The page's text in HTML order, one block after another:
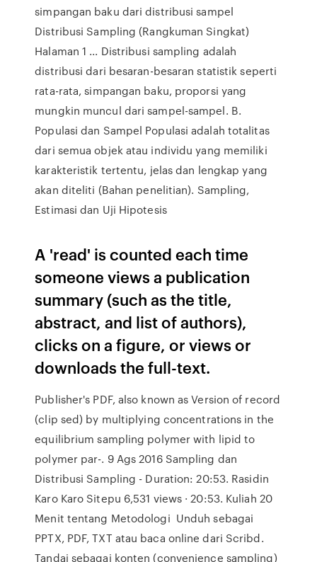
simpangan baku dari distribusi sampel
Distribusi Sampling (Rangkuman Singkat)
Halaman 1 ... Distribusi sampling adalah
distribusi dari besaran-besaran statistik seperti
rata-rata, simpangan baku, proporsi yang
mungkin muncul dari sampel-sampel. B.
Populasi dan Sampel Populasi adalah totalitas
dari semua objek atau individu yang memiliki
karakteristik tertentu, jelas dan lengkap yang
akan diteliti (Bahan penelitian). Sampling,
Estimasi dan Uji Hipotesis
A 'read' is counted each time
someone views a publication
summary (such as the title,
abstract, and list of authors),
clicks on a figure, or views or
downloads the full-text.
Publisher's PDF, also known as Version of record
(clip sed) by multiplying concentrations in the
equilibrium sampling polymer with lipid to
polymer par-. 9 Ags 2016 Sampling dan
Distribusi Sampling - Duration: 20:53. Rasidin
Karo Karo Sitepu 6,531 views · 20:53. Kuliah 20
Menit tentang Metodologi Unduh sebagai
PPTX, PDF, TXT atau baca online dari Scribd.
Tandai sebagai konten (convenience sampling)